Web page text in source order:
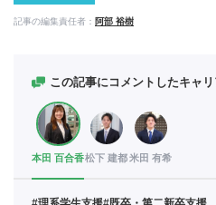
記事の編集責任者： 阿部 裕樹
この記事にコメントしたキャ
本田 百合香松下 建都米田 有希